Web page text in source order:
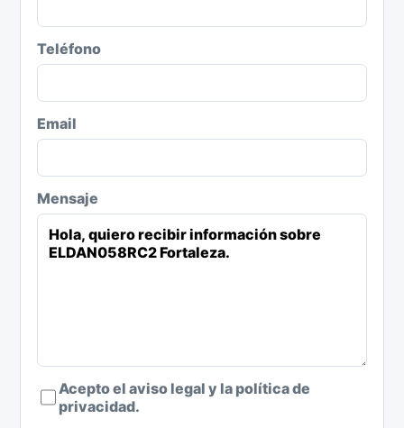
Teléfono
Email
Mensaje
Acepto el aviso legal y la política de
privacidad.